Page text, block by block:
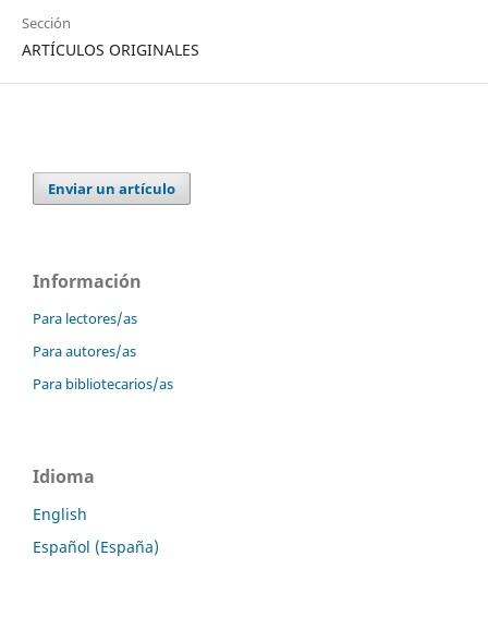
Sección
ARTÍCULOS ORIGINALES
Enviar un artículo
Información
Para lectores/as
Para autores/as
Para bibliotecarios/as
Idioma
English
Español (España)